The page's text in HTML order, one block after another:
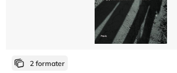
2 formater